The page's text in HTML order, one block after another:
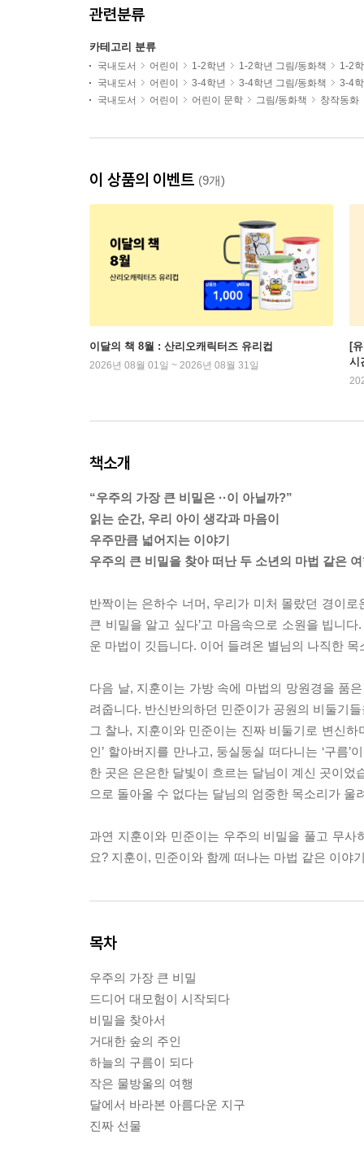
관련분류
카테고리 분류
국내도서 어린이 1-2학년 1-2학년 그림/동화책
1-2
국내도서
어린이 3-4학년 3-4학년 그림/동화책
3-4
국내도서
어린이 어린이 문학 그림/동화책 창작동화
이 상품의 이벤트 (9개)
이달의 책 8월 : 산리오캐릭터즈 유리컵
2026년 08월 01일 ~ 2026년 08월 31일
[
시
책소개
“우주의 가장 큰 비밀은 ··이 아닐까?”
읽는 순간, 우리 아이 생각과 마음이
우주만큼 넓어지는 이야기
우주의 큰 비밀을 찾아 떠난 두 소년의 마법 같은
반짝이는 은하수 너머, 우리가 미처 몰랐던 경이
큰 비밀을 알고 싶다’고 마음속으로 소원을 빕니
운 마법이 깃듭니다. 이어 들려온 별님의 나직한 목
다음 날, 지훈이는 가방 속에 마법의 망원경을 품
려줍니다. 반신반의하던 민준이가 공원의 비둘기
그 찰나, 지훈이와 민준이는 진짜 비둘기로 변신
인’ 할아버지를 만나고, 둥실둥실 떠다니는 ‘구름
한 곳은 은은한 달빛이 흐르는 달님이 계신 곳이
으로 돌아올 수 없다는 달님의 엄중한 목소리가
과연 지훈이와 민준이는 우주의 비밀을 풀고 무
요? 지훈이, 민준이와 함께 떠나는 마법 같은 이야
목차
우주의 가장 큰 비밀
드디어 대모험이 시작되다
비밀을 찾아서
거대한 숲의 주인
하늘의 구름이 되다
작은 물방울의 여행
달에서 바라본 아름다운 지구
진짜 선물